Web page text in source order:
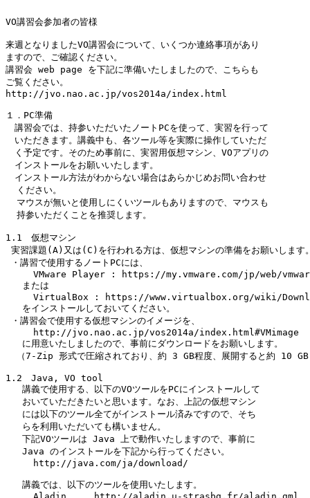
VO講習会参加者の皆様
来週となりましたVO講習会について、いくつか連絡事項があり
ますので、ご確認ください。
講習会 web page を下記に準備いたしましたので、こちらも
ご覧ください。
http://jvo.nao.ac.jp/vos2014a/index.html
１．PC準備
講習会では、持参いただいたノートPCを使って、実習を行って
いただきます。講義中も、各ツール等を実際に操作していただ
く予定です。そのため事前に、実習用仮想マシン、VOアプリの
インストールをお願いいたします。
インストール方法がわからない場合はあらかじめお問い合わせ
  ください。
  マウスが無いと使用しにくいツールもありますので、マウスも
  持参いただくことを推奨します。
1.1　仮想マシン
実習課題(A)又は(C)を行われる方は、仮想マシンの準備をお願いします
・講習で使用するノートPCには、
VMware Player : https://my.vmware.com/jp/web/
   または
VirtualBox : https://www.virtualbox.org/wiki/
   をインストールしておいてください。
・講習会で使用する仮想マシンのイメージを、
     http://jvo.nao.ac.jp/vos2014a/index.html#VMimage
   に用意いたしましたので、事前にダウンロードをお願いします。
（7-Zip 形式で圧縮されており、約 3 GB程度、展開すると約 10 GB
1.2　Java, VO tool
   講義で使用する、以下のVOツールをPCにインストールして
   おいていただきたいと思います。なお、上記の仮想マシン
   には以下のツール全てがインストール済みですので、そち
   らを利用いただいても構いません。
   下記VOツールは Java 上で動作いたしますので、事前に
   Java のインストールを下記から行ってください。
     http://java.com/ja/download/
   講義では、以下のツールを使用いたします。